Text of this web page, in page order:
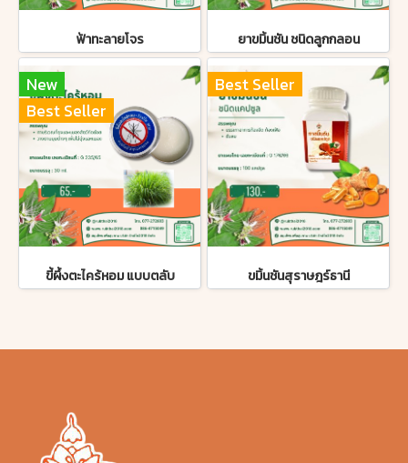
ฟ้าทะลายโจร ยาขมิ้นชัน ชนิดลูกกลอน
New
Best Seller
ขี้ผึ้งตะไคร้หอม แบบตลับ
Best Seller
ขมิ้นชันสุราษฎร์ธานี